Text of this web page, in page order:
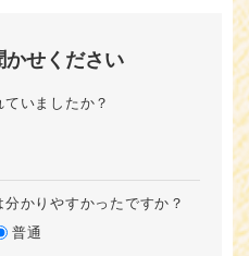
かせください
いましたか？
かりやすかったですか？
普通